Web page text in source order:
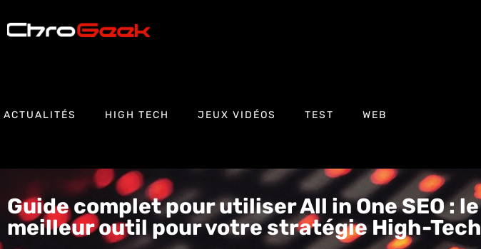
ACTUALITÉS HIGH TECH JEUX VIDÉOS TEST WEB
Guide complet pour utiliser All in One SEO : le
meilleur outil pour votre stratégie High-Tech